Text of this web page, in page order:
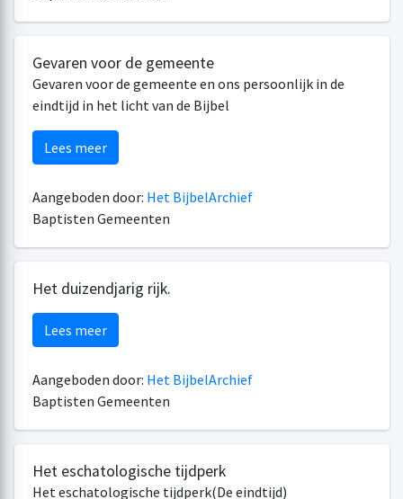
Gevaren voor de gemeente
Gevaren voor de gemeente en ons persoonlijk in de
eindtijd in het licht van de Bijbel
Lees meer
Aangeboden door: Het BijbelArchief
Baptisten Gemeenten
Het duizendjarig rijk.
Lees meer
Aangeboden door: Het BijbelArchief
Baptisten Gemeenten
Het eschatologische tijdperk
Het eschatologische tijdperk(De eindtijd)